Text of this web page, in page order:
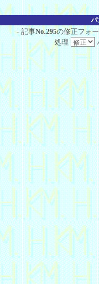
パ
- 記事No.295の修正フォ
処理